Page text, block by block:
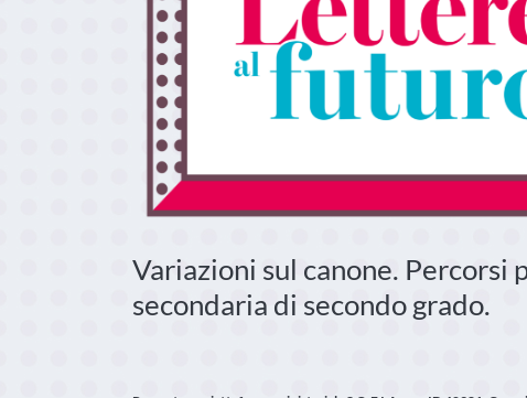
Variazioni sul canone. Percorsi
secondaria di secondo grado.